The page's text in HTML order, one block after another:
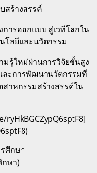
สร้างสรรค์
ารออกแบบ สู่เวทีโลกใน
โลยีและนวัตกรรม
มรู้ใหม่ผ่านการวิจัยขั้นสูง
ละการพัฒนานวัตกรรมที่
สาหกรรมสร้างสรรค์ใน
ศึกษา
กษา)